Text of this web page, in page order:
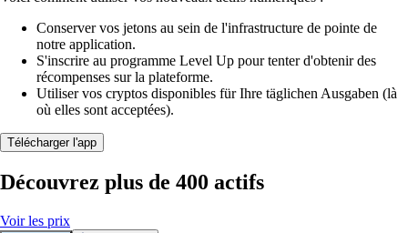
Conserver vos jetons au sein de l'infrastructure de pointe de
notre application.
S'inscrire au programme Level Up pour tenter d'obtenir des
récompenses sur la plateforme.
Utiliser vos cryptos disponibles für Ihre täglichen Ausgaben (là
où elles sont acceptées).
Télécharger l'app
Découvrez plus de 400 actifs
Voir les prix